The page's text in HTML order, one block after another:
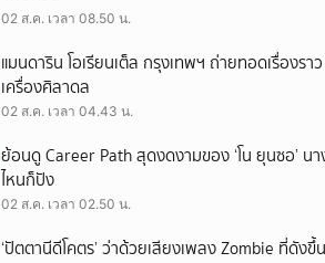
02 ส.ค. เวลา 08.50 น.
แมนดาริน โอเรียนเต็ล กรุงเทพฯ ถ่ายทอดเรื่องร
เครื่องศิลาดล
02 ส.ค. เวลา 04.43 น.
ย้อนดู Career Path สุดงดงามของ ‘โน ยุนซอ’ น
ไหนก็ปัง
02 ส.ค. เวลา 02.50 น.
‘ปัตตานีดีโคตร’ ว่าด้วยเสียงเพลง Zombie ที่ดัง